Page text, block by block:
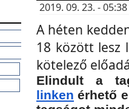
2019. 09. 23. -
A héten
18 között lesz
kötelező
Elindult a
linken érhető